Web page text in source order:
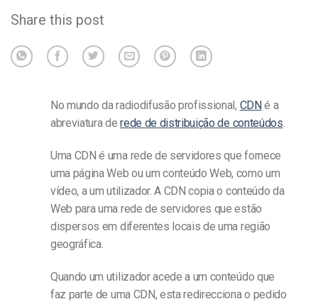
Share this post
No mundo da radiodifusão profissional, CDNé a
abreviatura derede de distribuição de conteúdos.
Uma CDN é uma rede de servidores que fornece
uma página Web ou um conteúdo Web, como um
vídeo, a um utilizador. A CDN copia o conteúdo da
Web para uma rede de servidores que estão
dispersos em diferentes locais de uma região
geográfica.
Quando um utilizador acede a um conteúdo que
faz parte de uma CDN, esta redirecciona o pedido